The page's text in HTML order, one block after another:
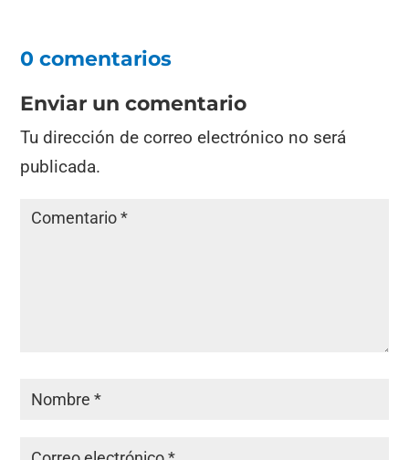
0 comentarios
Enviar un comentario
Tu dirección de correo electrónico no será
publicada.